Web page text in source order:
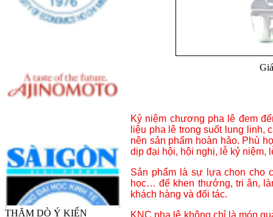
THĂM DÒ Ý KIẾN
Kỷ niệm chương pha lê đem
liệu pha lê trong suốt lung linh,
nên sản phẩm hoàn hảo. Phù
dịp đại hội, hội nghị, lễ kỷ niệm,
Sản phẩm là sự lựa chon cho
học… để khen thưởng, tri ân,
khách hàng và đối tác.
KNC pha lê không chỉ là món